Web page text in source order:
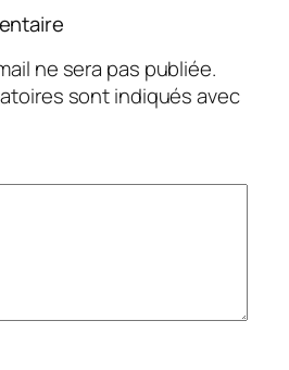
ne sera pas publiée.
sont indiqués avec